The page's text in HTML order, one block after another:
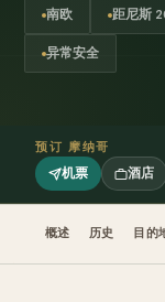
南欧 距尼斯
异常安全
预订 摩纳哥
机票 酒店
概述 历史 目的